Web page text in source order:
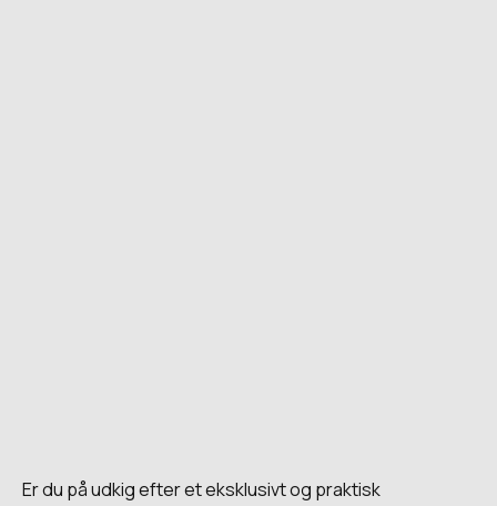
Er du på udkig efter et eksklusivt og praktisk